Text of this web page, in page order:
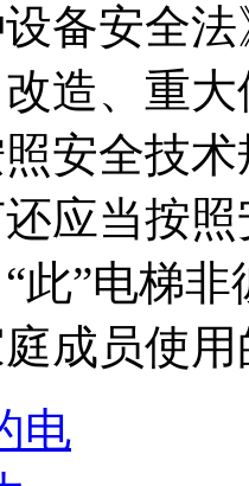
备安全
造、重
安全技
应当按
此”电梯
成员使